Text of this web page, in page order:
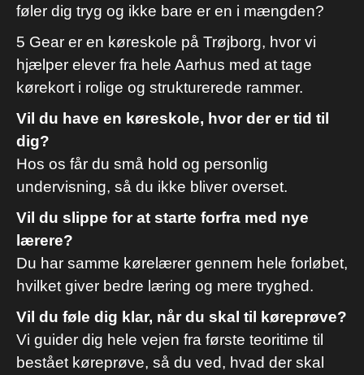
føler dig tryg og ikke bare er en i mængden?
5 Gear er en køreskole på Trøjborg, hvor vi
hjælper elever fra hele Aarhus med at tage
kørekort i rolige og strukturerede rammer.
Vil du have en køreskole, hvor der er tid til
dig?
Hos os får du små hold og personlig
undervisning, så du ikke bliver overset.
Vil du slippe for at starte forfra med nye
lærere?
Du har samme kørelærer gennem hele forløbet,
hvilket giver bedre læring og mere tryghed.
Vil du føle dig klar, når du skal til køreprøve?
Vi guider dig hele vejen fra første teoritime til
bestået køreprøve, så du ved, hvad der skal